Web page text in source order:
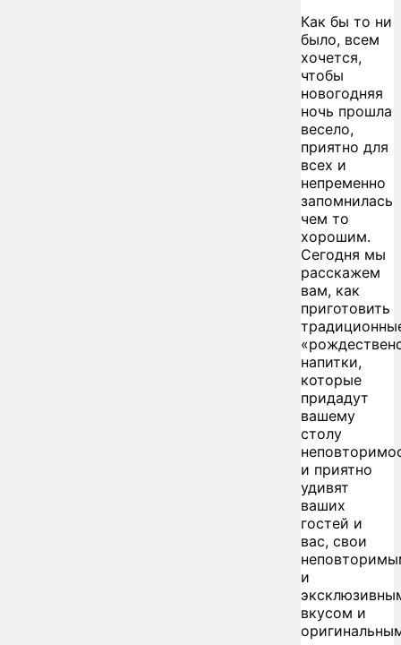
Как бы то ни
было, всем
хочется,
чтобы
новогодняя
ночь прошла
весело,
приятно для
всех и
непременно
запомнилась
чем то
хорошим.
Сегодня мы
расскажем
вам, как
приготовить
напитки,
которые
придадут
вашему
столу
и приятно
удивят
ваших
гостей и
вас, свои
и
вкусом и